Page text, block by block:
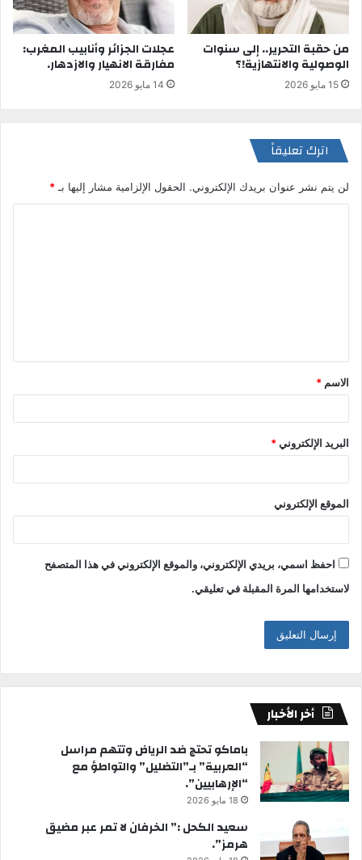
من حقبة التحرير.. إلى سنوات
الوصولية والانتهازية!؟
15 مايو 2026
عجلات الجزائر وأنابيب المغرب:
مفارقة الانهيار والازدهار.
14 مايو 2026
اترك تعليقاً
لن يتم نشر عنوان بريدك الإلكتروني. الحقول الإلزامية مشار إليها بـ*
ق
*
الاسم *
البريد الإلكتروني*
الموقع الإلكتروني
احفظ اسمي، بريدي الإلكتروني، والموقع الإلكتروني في هذا المتصفح
لاستخدامها المرة المقبلة في تعليقي.
أخر الأخبار
باماكو تحتج ضد الرياض وتتهم مراسل
“العربية” بـ”التضليل” والتواطؤ مع
“الإرهابيين”.
18 مايو 2026
سعيد الكحل :” الخرفان لا تمر عبر مضيق
هرمز”.